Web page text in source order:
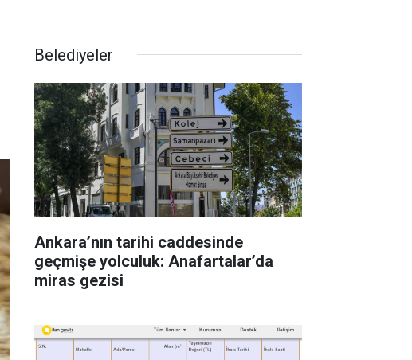
Belediyeler
Ankara’nın tarihi caddesinde
geçmişe yolculuk: Anafartalar’da
miras gezisi